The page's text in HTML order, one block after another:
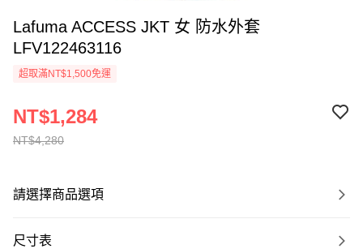
Lafuma ACCESS JKT 女 防水外套
LFV122463116
超取滿NT$1,500免運
NT$4,280
NT$1,284
請選擇商品選項
尺寸表